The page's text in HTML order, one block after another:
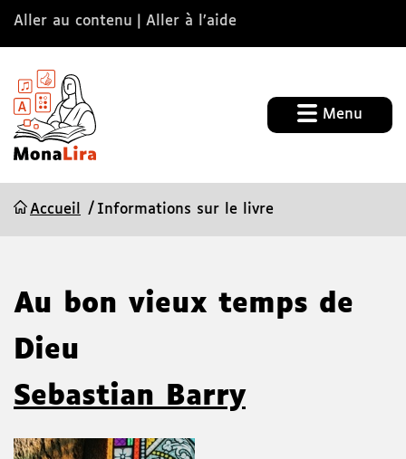
Aller au contenu Aller à l’aide
Menu
Accueil Informations sur le livre
Au bon vieux temps de
Dieu
Sebastian Barry